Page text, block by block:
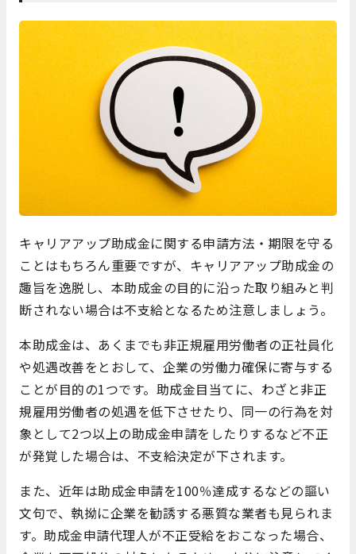
キャリアアップ助成金に関する申請方法・期限を守る
ことはもちろん重要ですが、キャリアアップ助成金の
趣旨を逸脱し、本助成金の目的に沿った取り組みと判
断されない場合は不支給となるため注意しましょう。
本助成金は、あくまでも非正規雇用労働者の正社員化
や処遇改善をとおして、企業の労働力確保に寄与する
ことが目的の1つです。助成金目当てに、わざと非正
規雇用労働者の処遇を低下させたり、同一の行為を対
象として2つ以上の助成金申請をしたりするなど不正
が発覚した場合は、不支給決定が下されます。
また、近年は助成金申請を100％達成するなどの謳い
文句で、執拗に企業を勧誘する悪質な業者も見られま
す。助成金申請代理人が不正受給をおこなった場合、